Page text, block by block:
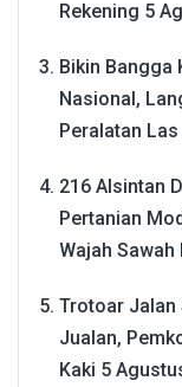
Rekening 5
Bikin Bangga
Nasional,
Peralatan
216 Alsintan
Pertanian
Wajah Sawah
Trotoar Jalan
Jualan,
Kaki 5